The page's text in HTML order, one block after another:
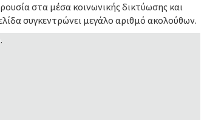
στα μέσα κοινωνικής δικτύωσης και
συγκεντρώνει μεγάλο αριθμό ακολούθων.